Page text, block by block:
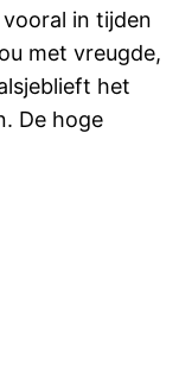
in tijden
met vreugde,
het
De hoge